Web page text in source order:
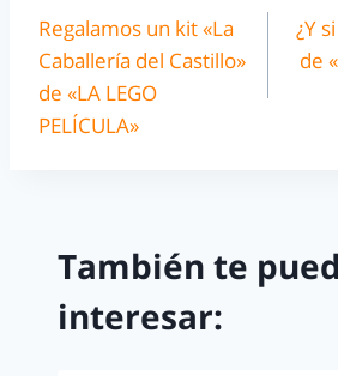
Regalamos un kit «La
Caballería del Castillo»
de «LA LEGO
PELÍCULA»
¿Y
de
También te
interesar: